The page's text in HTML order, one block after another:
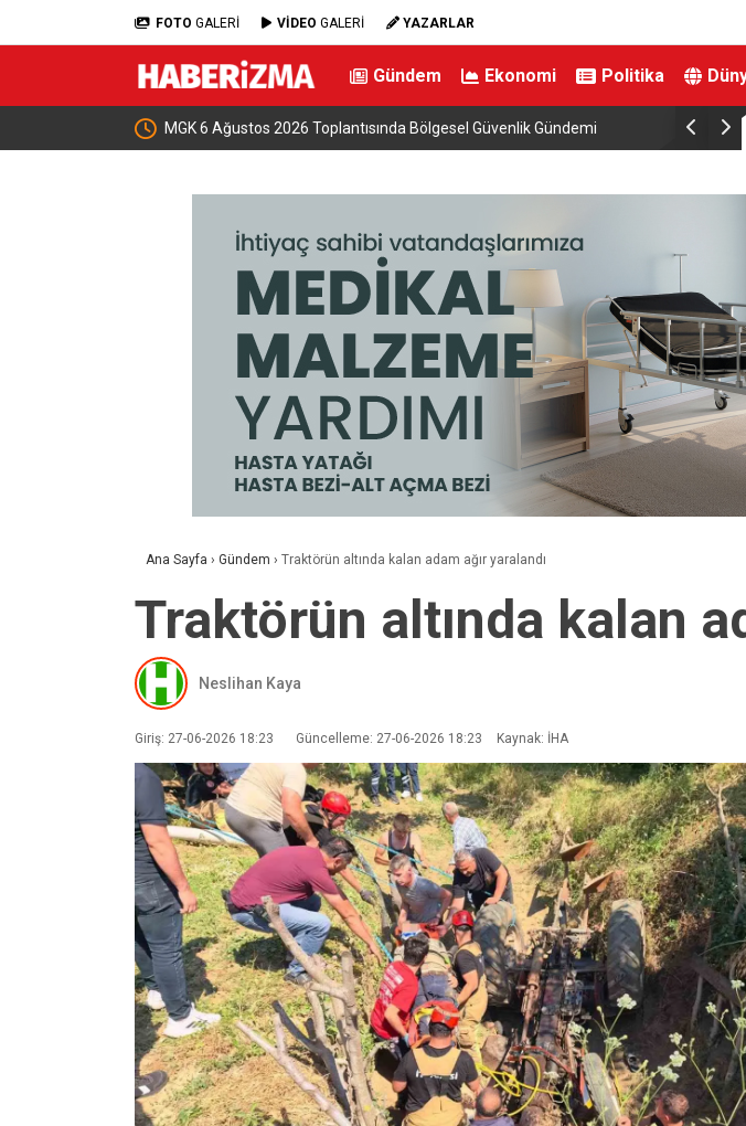
FOTO GALERİ VİDEO GALERİ YAZARLAR
Gündem Ekonomi Politika
MGK 6 Ağustos 2026 Toplantısında Bölgesel Güvenlik Gündemi İznik Gölü’ne düşen genç
Ana Sayfa › Gündem › Traktörün altında kalan adam ağır yaralandı
Traktörün altında kalan
Neslihan Kaya
Giriş: 27-06-2026 18:23 Güncelleme: 27-06-2026 18:23 Kaynak: İHA